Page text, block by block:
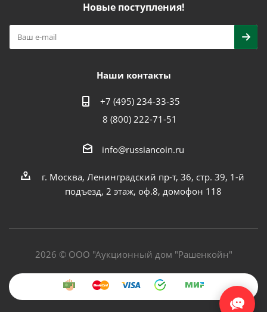
Новые поступления!
Наши контакты
+7 (495) 234-33-35
8 (800) 222-71-51
info@russiancoin.ru
г. Москва, Ленинградский пр-т, 36, стр. 39, 1-й
подъезд, 2 этаж, оф.8, домофон 118
2026 © ООО "Аукционный дом "Рашенкойн"